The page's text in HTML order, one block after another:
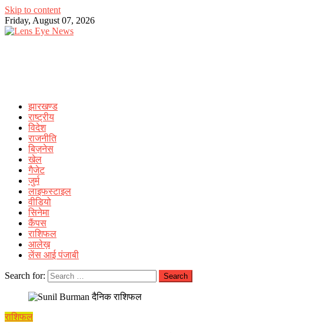
Skip to content
Friday, August 07, 2026
झारखण्ड
राष्ट्रीय
विदेश
राजनीति
बिज़नेस
खेल
गैजेट
जुर्म
लाइफस्टाइल
वीडियो
सिनेमा
कैंपस
राशिफल
आलेख़
लेंस आई पंजाबी
Search for:
राशिफल